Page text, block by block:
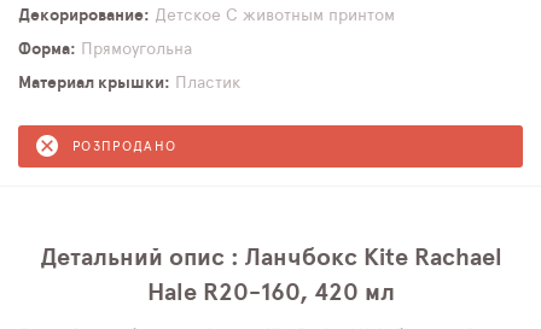
Декорирование
Детское С животным принтом
Форма
Прямоугольна
Материал крышки
Пластик
РОЗПРОДАНО
Детальний опис : Ланчбокс Kite Rachael
Hale R20-160, 420 мл